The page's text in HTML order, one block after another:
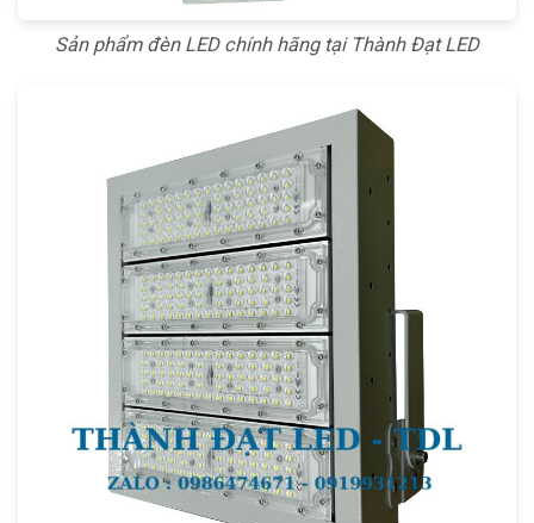
Sản phẩm đèn LED chính hãng tại Thành Đạt LED